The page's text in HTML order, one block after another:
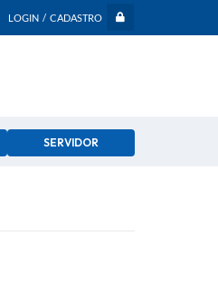
LOGIN / CADASTRO
SERVIDOR